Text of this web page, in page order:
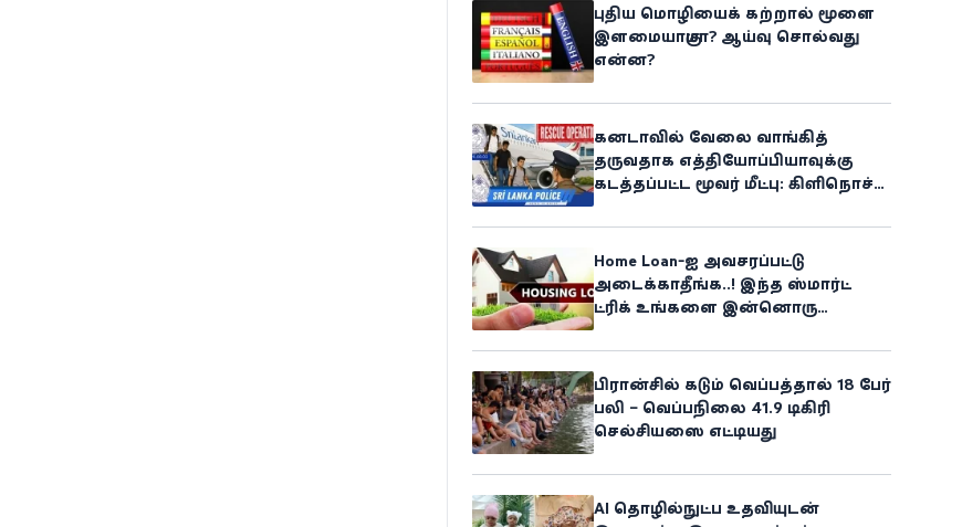
புதிய மொழியைக் கற்றால் மூளை
இளமையாகுமா? ஆய்வு சொல்வது
என்ன?
கனடாவில் வேலை வாங்கித்
தருவதாக எத்தியோப்பியாவுக்கு
கடத்தப்பட்ட மூவர் மீட்பு: கிளிநொச்சி
சந்தேகநபர் கைது!
Home Loan-ஐ அவசரப்பட்டு
அடைக்காதீங்க..! இந்த ஸ்மார்ட்
ட்ரிக் உங்களை இன்னொரு
சொத்தின் உரிமையாளராக்கலாம்!
பிரான்சில் கடும் வெப்பத்தால் 18 பேர்
பலி – வெப்பநிலை 41.9 டிகிரி
செல்சியஸை எட்டியது
AI தொழில்நுட்ப உதவியுடன்